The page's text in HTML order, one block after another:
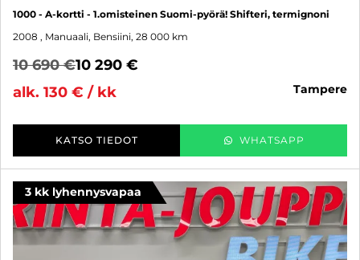
1000 - A-kortti - 1.omisteinen Suomi-pyörä! Shifteri, termignoni
2008 , Manuaali, Bensiini, 28 000 km
10 690 €10 290 €
alk. 130 € / kk
tampere
KATSO TIEDOT WHATSAPP
3 kk lyhennysvapaa